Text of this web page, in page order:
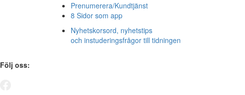
Prenumerera/Kundtjänst
8 Sidor som app
Nyhetskorsord, nyhetstips
och instuderingsfrågor till tidningen
Följ oss: